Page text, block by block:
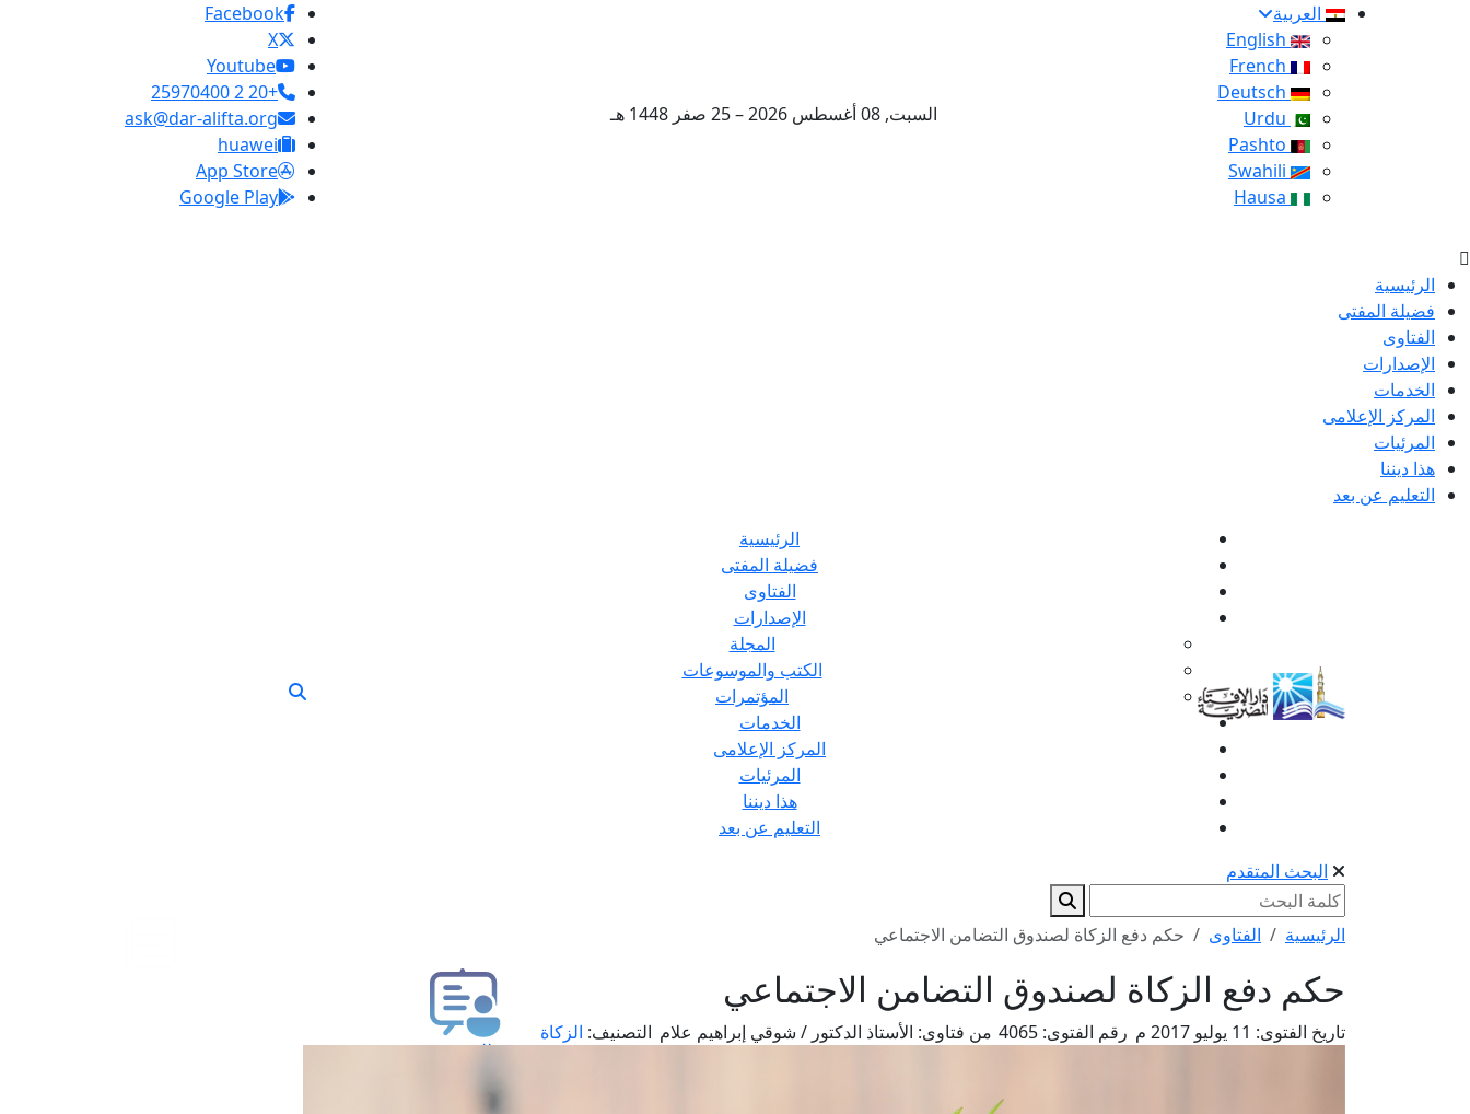
العربية
السبت, 08 أغسطس 2026 – 25 صفر 1448 هـ
Facebook
X
Youtube
+20 2 25970400
ask@dar-alifta.org
huawei
App Store
Google Play
الرئيسية
فضيلة المفتى
الفتاوى
الإصدارات
الخدمات
المركز الإعلامى
المرئيات
هذا ديننا
التعليم عن بعد
الرئيسية
فضيلة المفتى
الفتاوى
الإصدارات
المجلة
الكتب والموسوعات
المؤتمرات
الخدمات
المركز الإعلامى
المرئيات
هذا ديننا
التعليم عن بعد
البحث المتقدم
الرئيسية الفتاوى حكم دفع الزكاة لصندوق التضامن الاجتماعي
حكم دفع الزكاة لصندوق التضامن الاجتماعي
تاريخ الفتوى: رقم الفتوى: من فتاوى: الأستاذ الدكتور / شوقي إبراهيم علام التصنيف: الزكاة
طلب فتوى